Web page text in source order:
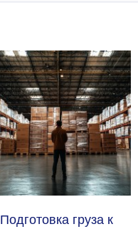
Подготовка груза к